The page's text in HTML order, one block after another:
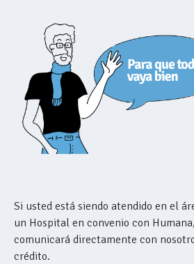
Si usted está siendo atendido en el
un Hospital en convenio con
comunicará directamente con
crédito.